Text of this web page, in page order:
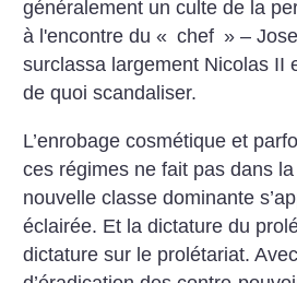
généralement un culte de la
à l'encontre du « chef » –
surclassa largement Nicolas II
de quoi scandaliser.
L’enrobage cosmétique et
ces régimes ne fait pas dans
nouvelle classe dominante
éclairée. Et la dictature du
dictature sur le prolétariat.